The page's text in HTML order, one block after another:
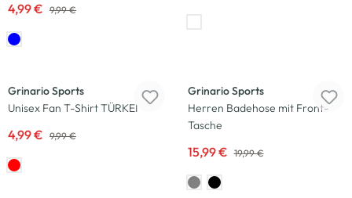
4,99 € 9,99 €
Grinario Sports
Unisex Fan T-Shirt TÜRKEI
4,99 € 9,99 €
Grinario Sports
Herren Badehose mit Front-
Tasche
15,99 € 19,99 €